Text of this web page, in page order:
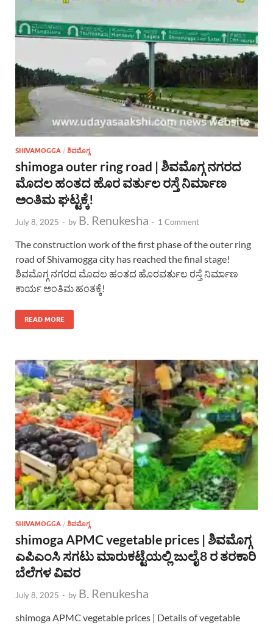
SHIVAMOGGA / ಶಿವಮೊಗ್ಗ
shimoga outer ring road | ಶಿವಮೊಗ್ಗ ನಗರದ
ಮೊದಲ ಹಂತದ ಹೊರ ವರ್ತುಲ ರಸ್ತೆ ನಿರ್ಮಾಣ
ಅಂತಿಮ ಘಟ್ಟಕ್ಕೆ!
July 8, 2025 - by B. Renukesha - 1 Comment
The construction work of the first phase of the outer ring
road of Shivamogga city has reached the final stage!
ಶಿವಮೊಗ್ಗ ನಗರದ ಮೊದಲ ಹಂತದ ಹೊರವರ್ತುಲ ರಸ್ತೆ ನಿರ್ಮಾಣ
ಕಾರ್ಯ ಅಂತಿಮ ಹಂತಕ್ಕೆ!
READ MORE
SHIVAMOGGA / ಶಿವಮೊಗ್ಗ
shimoga APMC vegetable prices | ಶಿವಮೊಗ್ಗ
ಎಪಿಎಂಸಿ ಸಗಟು ಮಾರುಕಟ್ಟೆಯಲ್ಲಿ ಜುಲೈ 8 ರ ತರಕಾರಿ
ಬೆಲೆಗಳ ವಿವರ
July 8, 2025 - by B. Renukesha
shimoga APMC vegetable prices | Details of vegetable